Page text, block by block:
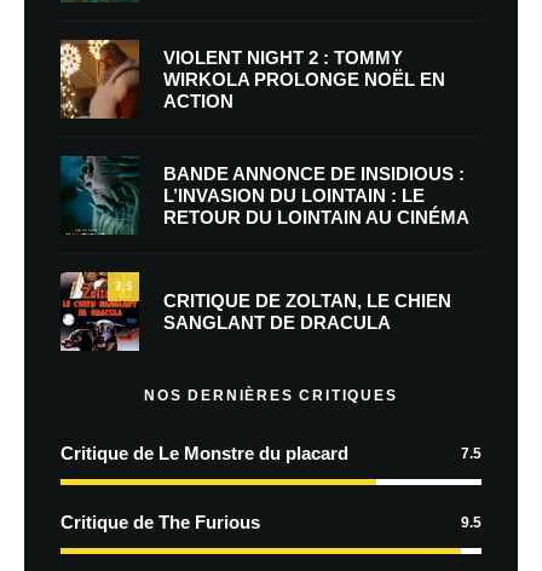
VIOLENT NIGHT 2 : TOMMY
WIRKOLA PROLONGE NOËL EN
ACTION
BANDE ANNONCE DE INSIDIOUS :
L’INVASION DU LOINTAIN : LE
RETOUR DU LOINTAIN AU CINÉMA
7.5
CRITIQUE DE ZOLTAN, LE CHIEN
SANGLANT DE DRACULA
NOS DERNIÈRES CRITIQUES
Critique de Le Monstre du placard 7.5
Critique de The Furious 9.5